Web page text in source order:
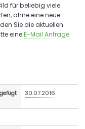
für beliebig viele
ohne eine neue
Sie die aktuellen
eineE-Mail Anfrage.
30.07.2016